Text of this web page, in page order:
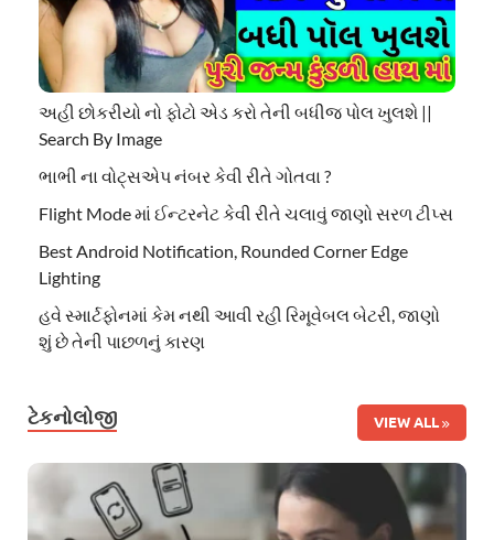
અહી છોકરીયો નો ફોટો એડ કરો તેની બધીજ પોલ ખુલશે ||
Search By Image
ભાભી ના વોટ્સએપ નંબર કેવી રીતે ગોતવા ?
Flight Mode માં ઈન્ટરનેટ કેવી રીતે ચલાવું જાણો સરળ ટીપ્સ
Best Android Notification, Rounded Corner Edge
Lighting
હવે સ્માર્ટફોનમાં કેમ નથી આવી રહી રિમૂવેબલ બેટરી, જાણો
શું છે તેની પાછળનું કારણ
ટેકનોલોજી VIEW ALL